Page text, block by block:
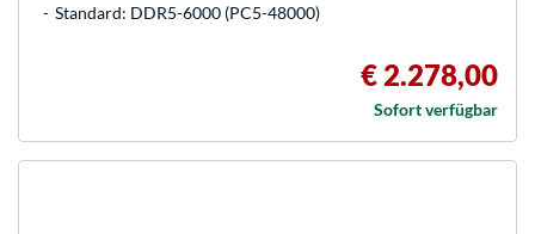
Standard: DDR5-6000 (PC5-48000)
€ 2.278,00
Sofort verfügbar